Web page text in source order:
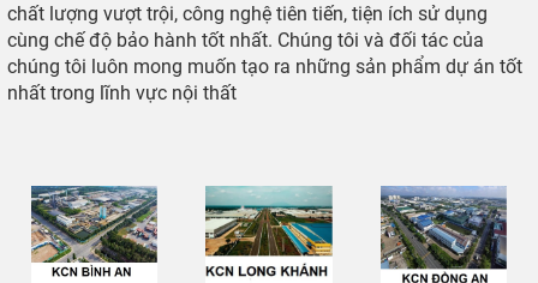
chất lượng vượt trội, công nghệ tiên tiến, tiện ích sử dụng
cùng chế độ bảo hành tốt nhất. Chúng tôi và đối tác của
chúng tôi luôn mong muốn tạo ra những sản phẩm dự án tốt
nhất trong lĩnh vực nội thất